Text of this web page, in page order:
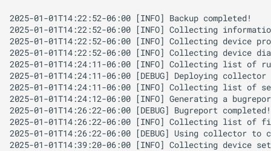
2025-01-01T14:22:52-06:00 [INFO] Backup completed!
2025-01-01T14:22:52-06:00 [INFO] Collecting
2025-01-01T14:22:52-06:00 [INFO] Collecting device
2025-01-01T14:22:52-06:00 [INFO] Collecting
2025-01-01T14:24:11-06:00 [INFO] Collecting list of
2025-01-01T14:24:11-06:00 [DEBUG] Deploying
2025-01-01T14:24:11-06:00 [INFO] Collecting list of
2025-01-01T14:24:12-06:00 [INFO] Generating a
2025-01-01T14:26:22-06:00 [DEBUG] Bugreport completed!
2025-01-01T14:26:22-06:00 [INFO] Collecting list
2025-01-01T14:26:22-06:00 [DEBUG] Using
2025-01-01T14:39:20-06:00 [INFO] Collecting device